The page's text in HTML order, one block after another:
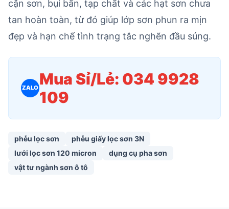
cặn sơn, bụi bẩn, tạp chất và các hạt sơn chưa
tan hoàn toàn, từ đó giúp lớp sơn phun ra mịn
đẹp và hạn chế tình trạng tắc nghẽn đầu súng.
ZALO Mua Sỉ/Lẻ: 034 9928
109
phễu lọc sơn
phễu giấy lọc sơn 3N
lưới lọc sơn 120 micron
dụng cụ pha sơn
vật tư ngành sơn ô tô